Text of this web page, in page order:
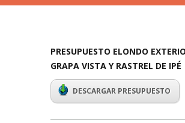
PRESUPUESTO ELONDO
GRAPA VISTA Y RASTREL DE IPÉ
DESCARGAR PRESUPUESTO